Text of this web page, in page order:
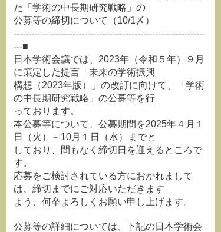
た「学術の中長期研究戦略」の
公募等の締切について（10/1〆）
-----------------------------------------------------------------
---■
日本学術会議では、2023年（令和５年）９月
に策定した提言「未来の学術振興
構想（2023年版）」の改訂に向けて、「学術
の中長期研究戦略」の公募等を行
っております。
本公募等について、公募期間を2025年４月１
日（火）～10月１日（水）までと
しており、間もなく締切日を迎えるところで
す。
応募をご検討されている方におかれまして
は、締切までにご対応いただきます
よう、何卒よろしくお願い申し上げます。
公募等の詳細については、下記の日本学術会